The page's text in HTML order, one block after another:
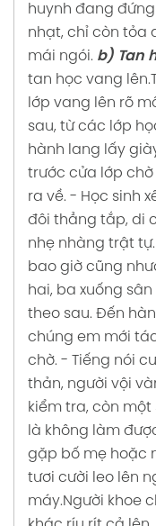
huynh đang
nhạt, chỉ còn tỏa
mái ngói. b) Tan
tan học vang
lớp vang lên rõ
sau, từ các lớp
hành lang lấy
trước cửa lớp
ra về. - Học sinh
đôi thẳng tắp, di
nhẹ nhàng trật
bao giờ cũng
hai, ba xuống
theo sau. Đến
chúng em mới
chờ. - Tiếng nói
thản, người vội
kiểm tra, còn
là không làm
gặp bố mẹ hoặc
tươi cười leo lên
máy.Người khoe